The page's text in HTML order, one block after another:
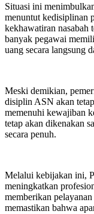
Situasi ini
menuntut kedisiplinan
kekhawatiran nasabah
banyak pegawai
uang secara langsung
Meski demikian,
disiplin ASN akan
memenuhi kewajiban
tetap akan dikenakan
secara penuh.
Melalui kebijakan ini,
meningkatkan
memberikan
memastikan bahwa